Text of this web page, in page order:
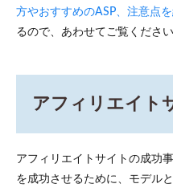
方やおすすめのASP、注意点
るので、あわせてご覧ください
アフィリエイト
アフィリエイトサイトの成功
を成功させるために、モデル